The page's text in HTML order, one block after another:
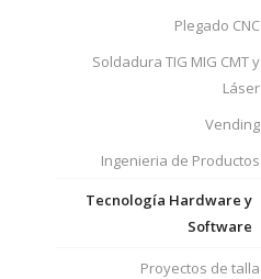
Plegado CNC
Soldadura TIG MIG CMT y
Láser
Vending
Ingenieria de Productos
Tecnología Hardware y
Software
Proyectos de talla